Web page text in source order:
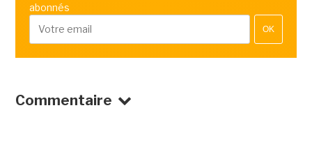
abonnés
OK
Commentaire